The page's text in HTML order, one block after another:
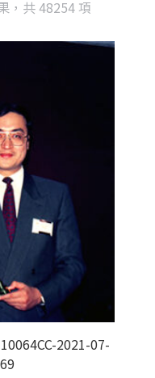
，共 48254 項
latest
2021-07-